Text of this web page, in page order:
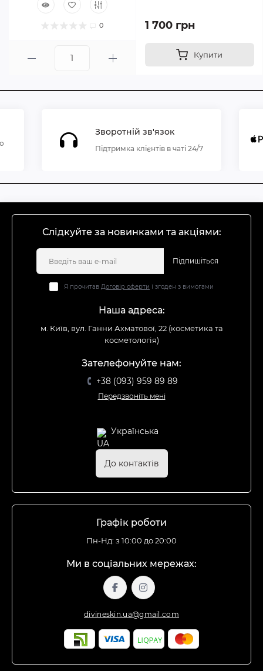
0 1 700 грн
Купити
Зворотній зв'язок
Підтримка клієнтів в чаті 24/7
Слідкуйте за новинками та акціями:
Підпишіться
Я прочитав Договір оферти і згоден з вимогами
Наша адреса:
м. Київ, вул. Ганни Ахматової, 22 (косметика та
косметологія)
Зателефонуйте нам:
+38 (093) 959 89 89
Передзвоніть мені
Українська
До контактів
Графік роботи
Пн-Нд: з 10:00 до 20:00
Ми в соціальних мережах:
divineskin.ua@gmail.com